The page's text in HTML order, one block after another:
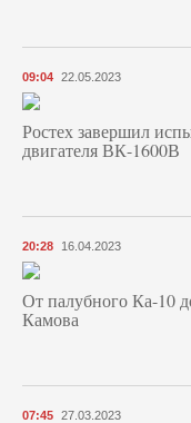
09:04 22.05.2023
Ростех завершил
двигателя ВК-1600В
20:28 16.04.2023
От палубного Ка-10
Камова
07:45 27.03.2023